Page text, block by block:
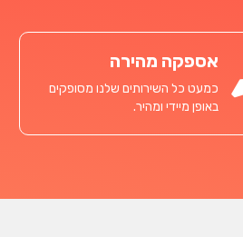
אספקה מהירה
כמעט כל השירותים שלנו מסופקים
באופן מיידי ומהיר.